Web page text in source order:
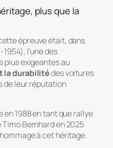
plus que la
épreuve était, dans
l’une des
plus exigeantes au
la durabilitédes voitures
de leur réputation
en 1988 en tant que rallye
Bernhard en 2025
à cet héritage.